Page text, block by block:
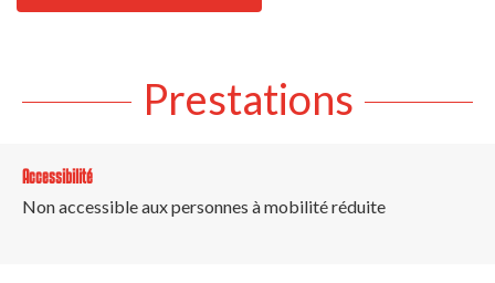
Prestations
Accessibilité
Non accessible aux personnes à mobilité réduite